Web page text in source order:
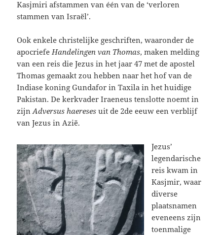
Kasjmiri afstammen van één van de ‘verloren
stammen van Israël’.
Ook enkele christelijke geschriften, waaronder de
apocriefeHandelingen van Thomas, maken melding
van een reis die Jezus in het jaar 47 met de apostel
Thomas gemaakt zou hebben naar het hof van de
Indiase koning Gundafor in Taxila in het huidige
Pakistan. De kerkvader Iraeneus tenslotte noemt in
zijnAdversus haereses uit de 2de eeuw een verblijf
van Jezus in Azië.
Jezus’
legendarische
reis kwam in
Kasjmir, waar
diverse
plaatsnamen
eveneens zijn
toenmalige